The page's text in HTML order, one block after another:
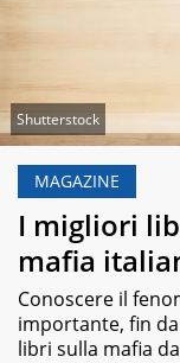
Shutterstock
MAGAZINE
I migliori
mafia
Conoscere il
importante, fin
libri sulla mafia